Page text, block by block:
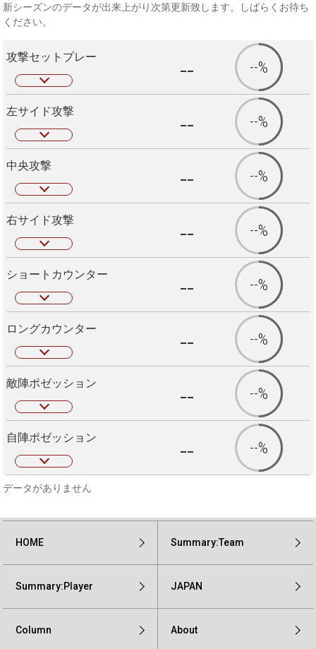
新シーズンのデータが出来上がり次第更新致します。しばらくお待ち
ください。
攻撃セットプレー -- --%
左サイド攻撃 -- --%
中央攻撃 -- --%
右サイド攻撃 -- --%
ショートカウンター -- --%
ロングカウンター -- --%
敵陣ポゼッション -- --%
自陣ポゼッション -- --%
データがありません
HOME Summary:Team
Summary:Player JAPAN
Column About